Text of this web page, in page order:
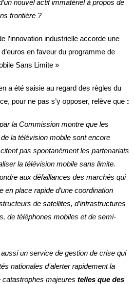
nouvel actif immatériel à propos de
frontière ?
l’innovation industrielle accorde une
en faveur du programme de
Sans Limite »
a été saisie au regard des règles du
pour ne pas s’y opposer, relève que :
la Commission montre que les
la télévision mobile sont encore
pas spontanément les partenariats
la télévision mobile sans limite.
aux défaillances des marchés qui
en place rapide d’une coordination
de satellites, d’infrastructures
de téléphones mobiles et de semi-
un service de gestion de crise qui
nationales d’alerter rapidement la
catastrophes majeures telles que des